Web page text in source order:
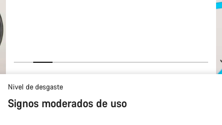
Nivel de desgaste
Signos moderados de uso